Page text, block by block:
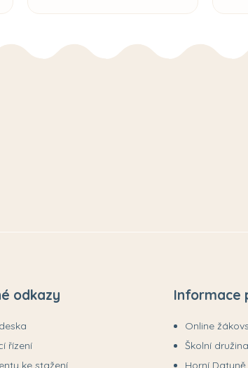
odkazy
řízení
ke stažení
Informace
Online
Školní družina
Horní Datyně